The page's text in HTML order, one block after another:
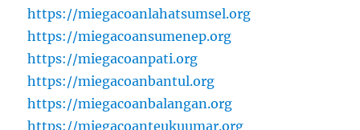
https://miegacoanlahatsumsel.org
https://miegacoansumenep.org
https://miegacoanpati.org
https://miegacoanbantul.org
https://miegacoanbalangan.org
https://miegacoanteukuumar.org